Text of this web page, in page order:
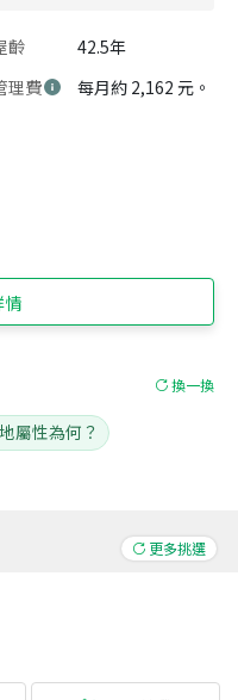
齡
42.5年
理費
每月約 2,162 元。
情
更多挑選
換一換
屬性為何？